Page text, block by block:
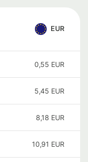
EUR
0,55 EUR
5,45 EUR
8,18 EUR
10,91 EUR